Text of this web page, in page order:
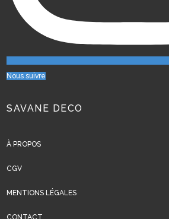
Nous suivre
SAVANE DECO
À PROPOS
CGV
MENTIONS LÉGALES
CONTACT